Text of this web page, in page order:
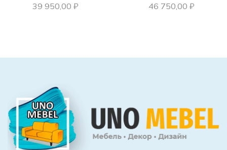
39 950,00 ₽ 46 750,00 ₽